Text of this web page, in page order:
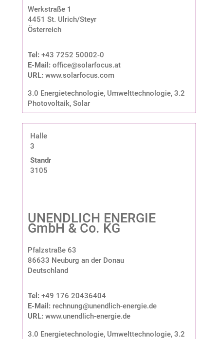
Werkstraße 1
4451 St. Ulrich/Steyr
Österreich
Tel: +43 7252 50002-0
E-Mail: office@solarfocus.at
URL: www.solarfocus.com
3.0 Energietechnologie, Umwelttechnologie, 3.2
Photovoltaik, Solar
Halle
3
Standnummer:
3105
UNENDLICH ENERGIE
GmbH & Co. KG
Pfalzstraße 63
86633 Neuburg an der Donau
Deutschland
Tel: +49 176 20436404
E-Mail: rechnung@unendlich-energie.de
URL: www.unendlich-energie.de
3.0 Energietechnologie, Umwelttechnologie, 3.2